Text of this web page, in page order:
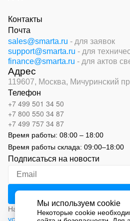
Контакты
Почта
sales@smarta.ru - для заявок
support@smarta.ru - для
finance@smarta.ru - для актов
Адрес
119607, Москва, Мичуринский
Телефон
+7 499 501 34 50
+7 800 550 34 87
+7 499 757 34 87
Время работы: 08:00 – 18:00
Время работы склада: 09:00–18:00
Подписаться на новости
Нажимая на кнопку «Подписаться»,
условиями обработки
Мы используем cookie
Некоторые cookie